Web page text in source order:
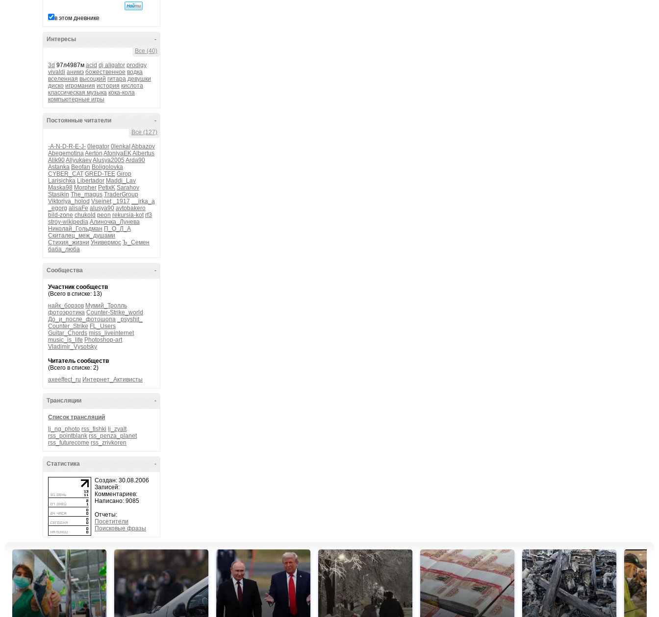
в этом дневнике
-
Интересы
Все (40)
3d 97л4987м acid dj aligator prodigy
vivaldi анимэ божественное водка
вселенная высоцкий гитара девушки
диско игромания история кислота
классическая музыка кока-кола
компьютерные игры
-
Постоянные читатели
Все (127)
-A-N-D-R-E-J- 0legator 0lenkaI Abbazov
AbegemotinaAerton AfoniyaEKAlbertus
Alik90AllyukaevAlusya2005 Arda90
Astanka Beofan Boligolovka
CYBER_CAT GRED-TEE Girop
Larisichka Libertador Maddi_Lav
Maska98 Morpher PetixK Sarahov
Stasikin The_magus TraderGroup
Viktoriya_holod Vseinet _1917
__irka_a
_egorg alisaFe alusya90 avtobakero
bild-zone chukold peon rekursia-kot rf3
stroy-wikipedia Алиночка_Лунева
Николай_Гольдман П_О_Л_А
Скиталец_меж_душами
Стихия_жизни Универмос Ъ_Семен
баба_люба
-
Сообщества
Участник сообществ
(Всего в списке: 13)
найк_борзов Мумий_Тролль
фотоэротика Counter-Strike_world
До_и_после_фотошопа
_psyshit_
Counter_Strike FL_Users
Guitar_Chords miss_liveinternet
music_is_life Photoshop-art
Vladimir_Vysotsky
Читатель сообществ
(Всего в списке: 2)
axeeffect_ru Интернет_Активисты
-
Трансляции
Список трансляций
lj_ng_photo rss_fishki lj_zyalt
rss_pointblank rss_penza_planet
rss_futurecome rss_zrivkoren
-
Статистика
Создан: 30.08.2006
Записей:
Комментариев:
Написано: 9085
Отчеты:
Посетители
Поисковые фразы